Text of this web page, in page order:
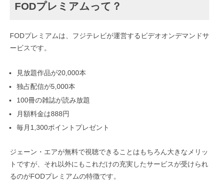
FODプレミアムって？
FODプレミアムは、フジテレビが運営するビデオオンデマンドサ
ービスです。
見放題作品が20,000本
独占配信が5,000本
100冊の雑誌が読み放題
月額料金は888円
毎月1,300ポイントプレゼント
ジェーン・エアが無料で視聴できることはもちろん大きなメリッ
トですが、それ以外にもこれだけの充実したサービスが受けられ
るのがFODプレミアムの特徴です。